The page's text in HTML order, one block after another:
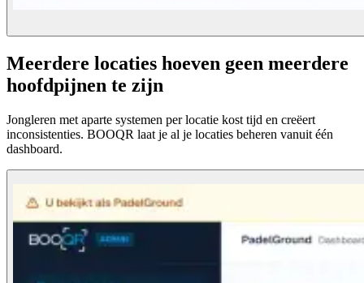
Meerdere locaties hoeven geen meerdere
hoofdpijnen te zijn
Jongleren met aparte systemen per locatie kost tijd en creëert
inconsistenties. BOOQR laat je al je locaties beheren vanuit één
dashboard.